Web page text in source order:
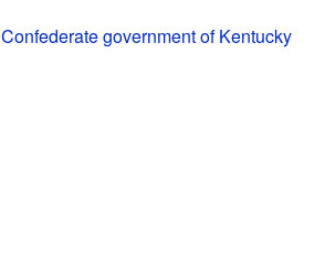
Confederate government of Kentucky